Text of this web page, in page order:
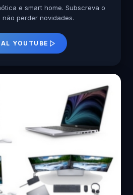
e smart home. Subscreva o
perder novidades.
YOUTUBE